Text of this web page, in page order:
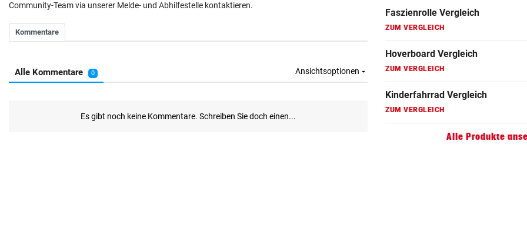
Community-Team via unserer Melde- und Abhilfestelle kontaktieren.
Faszienrolle Vergleich
ZUM VERGLEICH
Hoverboard Vergleich
ZUM VERGLEICH
Kinderfahrrad Vergleich
ZUM VERGLEICH
Alle Produkte